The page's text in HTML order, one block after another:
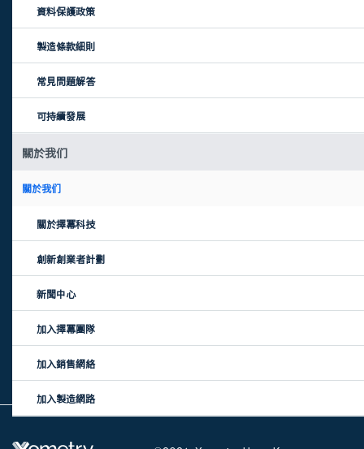
資料保護政策
製造條款細則
常見問題解答
可持續發展
關於我们
關於我们
關於擇冪科技
創新創業者計劃
新聞中心
加入擇冪團隊
加入銷售網絡
加入製造網路
資料保護政策
條款細則
通用條款及協議文件
關於發票
電話：021-5608 5857
郵件：info@xometry.asia
735號4幢4225室
在亞洲
在澳大利亞
在歐洲
在美國
在英國
在土耳其